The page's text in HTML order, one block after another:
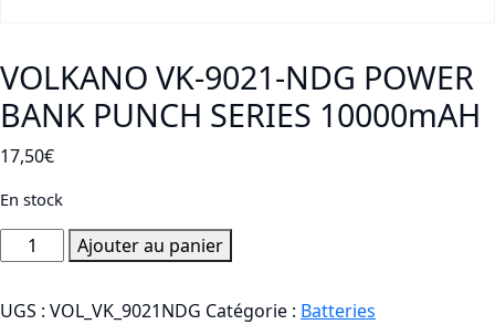
VOLKANO VK-9021-NDG POWER
BANK PUNCH SERIES 10000mAH
17,50€
En stock
quantité
de
VK-
Ajouter au panier
UGS : VOL_VK_9021NDG Catégorie : Batteries